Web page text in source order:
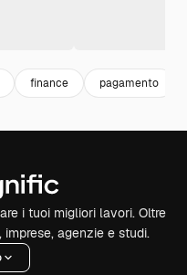
finance pagamento
i tuoi migliori lavori. Oltre
agenzie e studi.